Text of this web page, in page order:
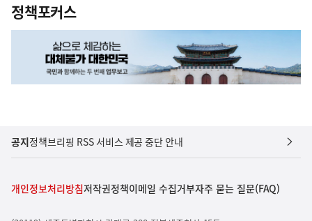
정책포커스
공지정책브리핑 RSS 서비스 제공 중단 안내
개인정보처리방침저작권정책이메일 수집거부자주 묻는 질문(FAQ)